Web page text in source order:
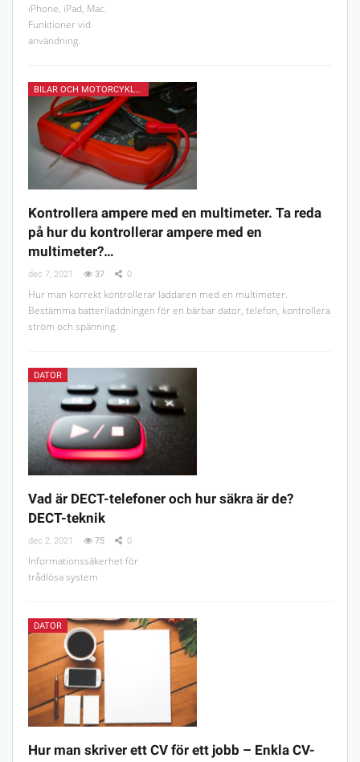
iPhone, iPad, Mac.
Funktioner vid
användning.
Kontrollera ampere med en multimeter. Ta reda
på hur du kontrollerar ampere med en
multimeter?…
dec 7, 2021 37 0
Hur man korrekt kontrollerar laddaren med en multimeter.
Bestämma batteriladdningen för en bärbar dator, telefon, kontrollera
ström och spänning.
DATOR
Vad är DECT-telefoner och hur säkra är de?
DECT-teknik
dec 2, 2021 75 0
Informationssäkerhet för
trådlösa system
DATOR
Hur man skriver ett CV för ett jobb – Enkla CV-